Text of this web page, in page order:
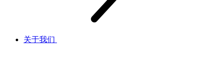
关于我们